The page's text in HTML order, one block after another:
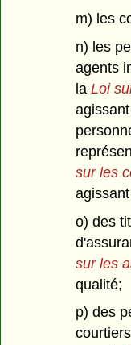
m) les
n) les
agents
la Loi
sur les
o) des
sur les
qualité;
p) des